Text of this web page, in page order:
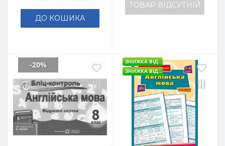
ДО КОШИКА
ТОВАР ВІДСУТНІЙ
-20%
ЗНИЖКА ВІД...
ЗНИЖКА ВІД...